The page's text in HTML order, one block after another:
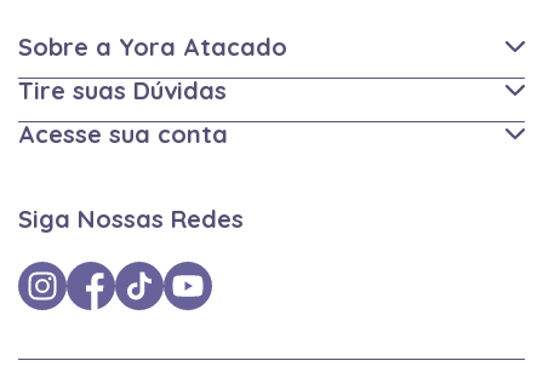
Sobre a Yora Atacado
Tire suas Dúvidas
Acesse sua conta
Siga Nossas Redes